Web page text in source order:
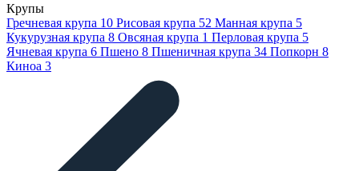
Крупы
Гречневая крупа 10 Рисовая крупа 52 Манная крупа 5
Кукурузная крупа 8 Овсяная крупа 1 Перловая крупа 5
Ячневая крупа 6 Пшено 8 Пшеничная крупа 34 Попкорн 8
Киноа 3